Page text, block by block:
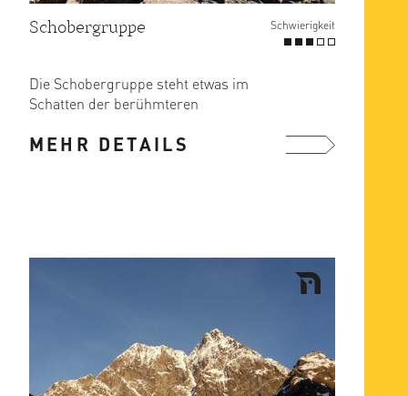
Schobergruppe Schwierigkeit
Die Schobergruppe steht etwas im
Schatten der berühmteren
Großvenediger) ...
MEHR DETAILS